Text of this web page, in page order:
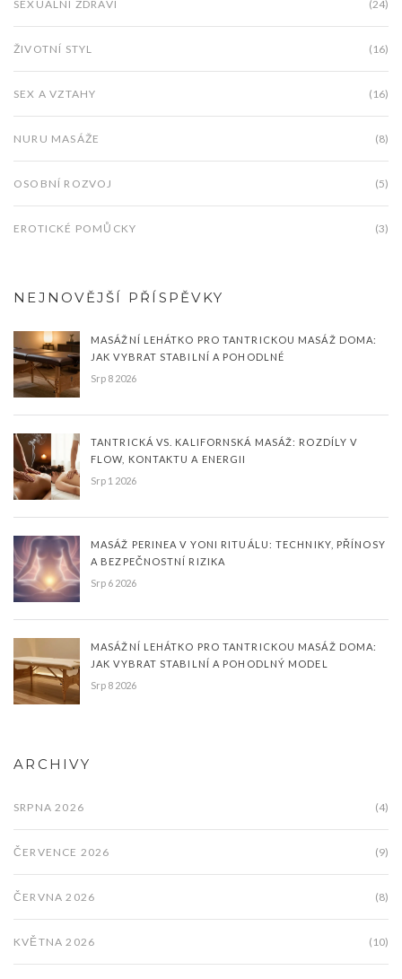
SEXUÁLNÍ ZDRAVÍ (24)
ŽIVOTNÍ STYL (16)
SEX A VZTAHY (16)
NURU MASÁŽE (8)
OSOBNÍ ROZVOJ (5)
EROTICKÉ POMŮCKY (3)
NEJNOVĚJŠÍ PŘÍSPĚVKY
MASÁŽNÍ LEHÁTKO PRO TANTRICKOU MASÁŽ DOMA:
JAK VYBRAT STABILNÍ A POHODLNÉ
Srp 8 2026
TANTRICKÁ VS. KALIFORNSKÁ MASÁŽ: ROZDÍLY V
FLOW, KONTAKTU A ENERGII
Srp 1 2026
MASÁŽ PERINEA V YONI RITUÁLU: TECHNIKY, PŘÍNOSY
A BEZPEČNOSTNÍ RIZIKA
Srp 6 2026
MASÁŽNÍ LEHÁTKO PRO TANTRICKOU MASÁŽ DOMA:
JAK VYBRAT STABILNÍ A POHODLNÝ MODEL
Srp 8 2026
ARCHIVY
SRPNA 2026 (4)
ČERVENCE 2026 (9)
ČERVNA 2026 (8)
KVĚTNA 2026 (10)